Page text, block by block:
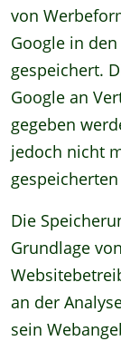
von
Google in
gespeichert.
Google an
gegeben
jedoch nicht
Die
Grundlage
an der
sein